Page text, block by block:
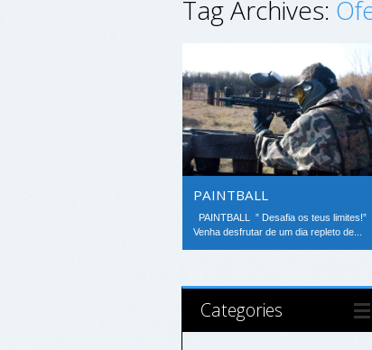
Tag Archives:
PAINTBALL
PAINTBALL ” Desafia os teus limites!”
Venha desfrutar de um dia repleto de...
Categories